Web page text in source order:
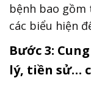
bệnh bao
các biểu hiện
Bước 3:
lý, tiền sử…